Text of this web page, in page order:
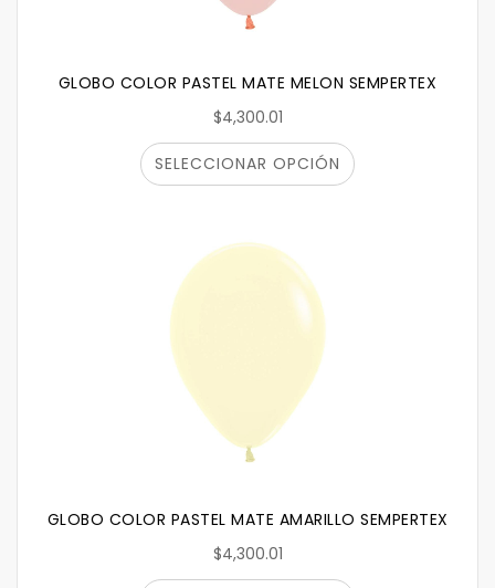
GLOBO COLOR PASTEL MATE MELON SEMPERTEX
$4,300.01
SELECCIONAR OPCIÓN
GLOBO COLOR PASTEL MATE AMARILLO SEMPERTEX
$4,300.01